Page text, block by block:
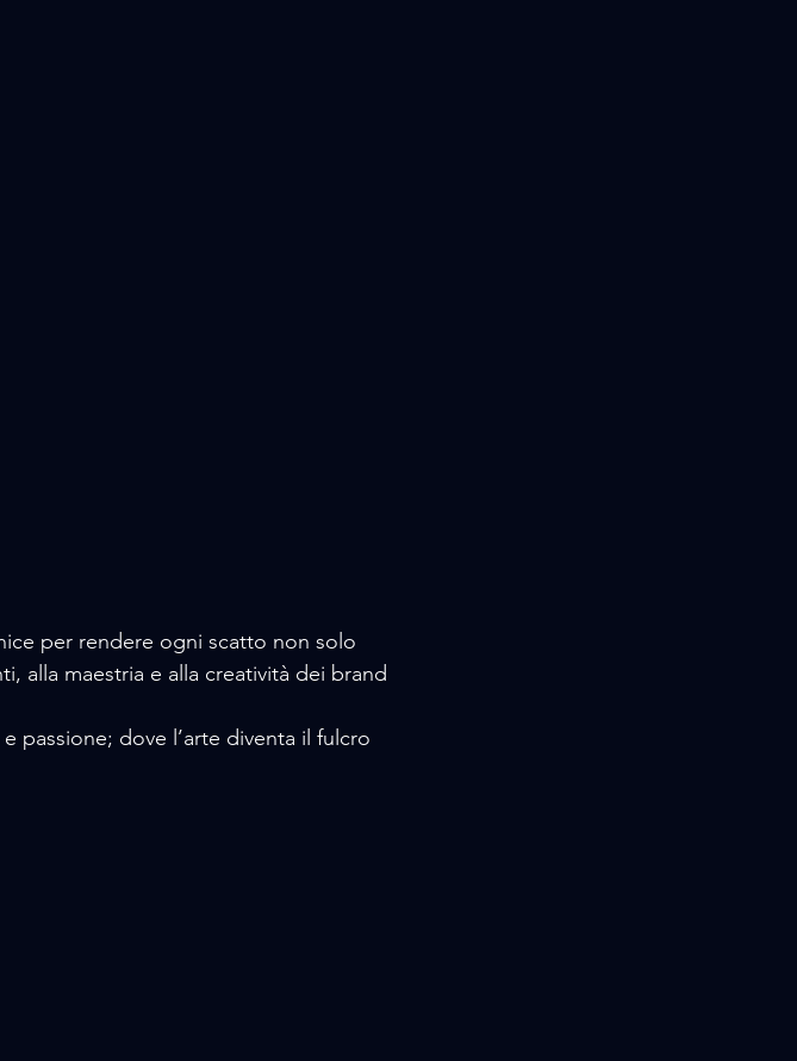
per rendere ogni scatto non solo
alla maestria e alla creatività dei brand
passione; dove l’arte diventa il fulcro